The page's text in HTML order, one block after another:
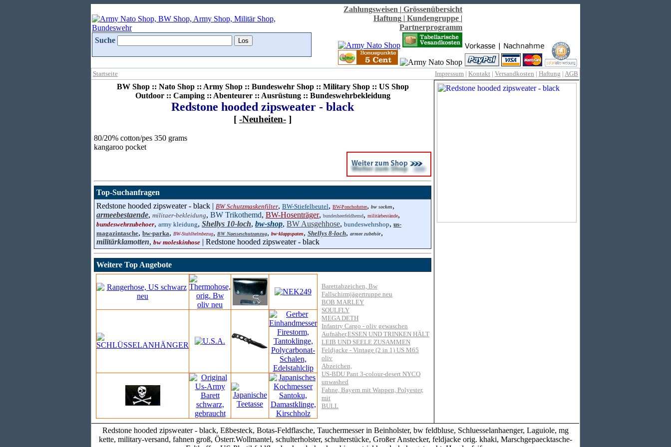
Suche
Zahlungsweisen | Grössenübersicht
Haftung | Kundengruppe |
Partnerprogramm
Startseite Impressum | Kontakt | Versandkosten | Haftung | AGB
BW Shop :: Nato Shop :: Army Shop :: Bundeswehr Shop :: Military Shop :: US Shop
Outdoor :: Camping :: Abenteurer :: Ausrüstung :: Bundeswehrbekleidung
Redstone hooded zipsweater - black
[ -Neuheiten- ]
80/20% cotton/pes 350 grams
kangaroo pocket
Top-Suchanfragen
Redstone hooded zipsweater - black | BW Schutzmaskenfilter, BW-Stiefelbeutel, BW-Ponchofutter, bw socken,
armeebestaende, militaer-bekleidung, BW Trikothemd, BW-Hosenträger, bundesheerfeldhemd, militärbestände,
bundeswehrzubehoer, army kleidung, Shellys 10-loch, bw-shop, BW Ausgehhose, bundeswehrshop, us-
magazintasche, bw-parka, BW-Stahlhelmbezug, BW Naesseschutzanzug, bw-klappspaten, Shellys 8-loch, armee zubehör,
militärklamotten, bw moleskinhose | Redstone hooded zipsweater - black
Weitere Top Angebote
Barettabzeichen, Bw
Fallschirmjägertruppe neu
BOB MARLEY
SOULFLY
MEGA DETH
Infantry Cargo - oliv gewaschen
Aufnäher,ESSEN UND TRINKEN HÄLT
LEIB UND SEELE ZUSAMMEN
Feldjacke - Vintage (2 in 1) US M65
oliv
Abzeichen,
US-BDU Pant 3-colour-desert NYCO
unwashed
Fahne, Bayern mit Wappen, Polyester,
mit
BULL
Redstone hooded zipsweater - black, Eßbesteck, Botas-Feldflasche, Tauchermesser in Beinholster, bw feldbluse, Schluesselanhaenger, Laguiole, mg
kette, military-versand, fahnen groß, Österr.Wollmantel, schulterholster, schulterstücke, Großer Anstecker, feldjacke orig. khaki, Marschgepaecktasche-